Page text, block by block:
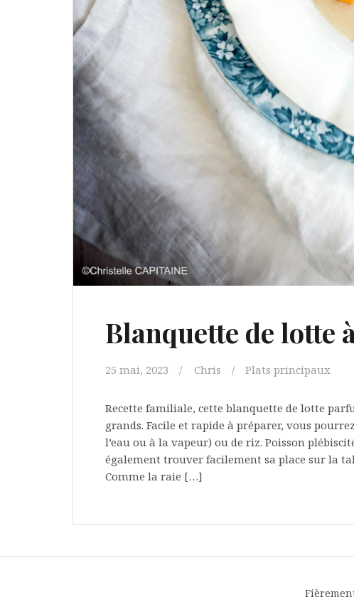
Blanquette de lotte
25 mai, 2023 Chris Plats principaux
Recette familiale, cette blanquette de lotte
grands. Facile et rapide à préparer, vous
l’eau ou à la vapeur) ou de riz. Poisson
également trouver facilement sa place sur la
Comme la raie […]